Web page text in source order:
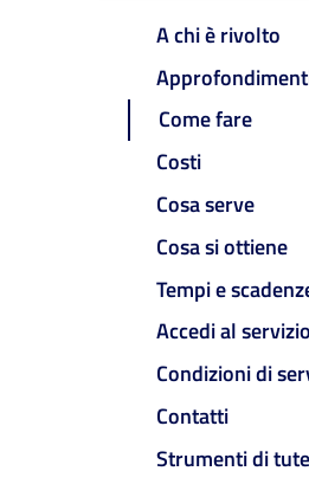
A chi è rivolto
Come fare
Costi
Cosa serve
Cosa si ottiene
Tempi e
Accedi al servizio
Condizioni di
Contatti
Strumenti di